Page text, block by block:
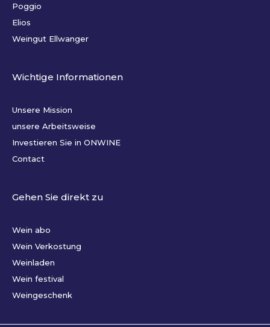
Poggio
Elios
Weingut Ellwanger
Wichtige Informationen
Unsere Mission
unsere Arbeitsweise
Investieren Sie in ONWINE
Contact
Gehen Sie direkt zu
Wein abo
Wein Verkostung
Weinladen
Wein festival
Weingeschenk